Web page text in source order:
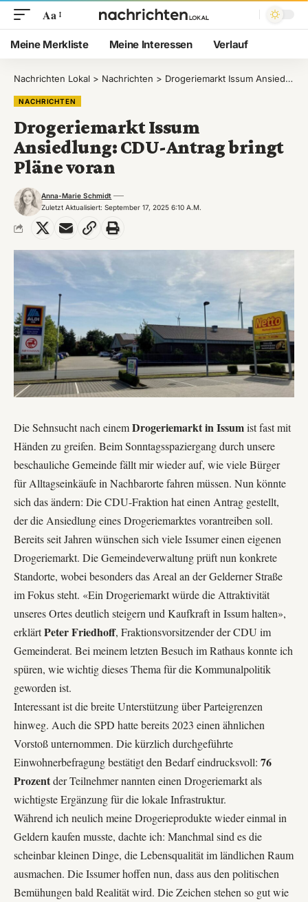
Aa
Meine Merkliste Meine Interessen Verlauf
Nachrichten Lokal > Nachrichten > Drogeriemarkt Issum Ansiedlung: CDU-Antrag bringt Pläne voran
NACHRICHTEN
Drogeriemarkt Issum
Ansiedlung: CDU-Antrag bringt
Pläne voran
Zuletzt Aktualisiert: September 17, 2025 6:10 A.m.
Anna-Marie Schmidt
Die Sehnsucht nach einemDrogeriemarkt in Issumist fast mit
Händen zu greifen. Beim Sonntagsspaziergang durch unsere
beschauliche Gemeinde fällt mir wieder auf, wie viele Bürger
für Alltagseinkäufe in Nachbarorte fahren müssen. Nun könnte
sich das ändern: Die CDU-Fraktion hat einen Antrag gestellt,
der die Ansiedlung eines Drogeriemarktes vorantreiben soll.
Bereits seit Jahren wünschen sich viele Issumer einen eigenen
Drogeriemarkt. Die Gemeindeverwaltung prüft nun konkrete
Standorte, wobei besonders das Areal an derGelderner Straße
im Fokus steht. «Ein Drogeriemarkt würde die Attraktivität
unseres Ortes deutlich steigern und Kaufkraft in Issum halten»,
erklärtPeter Friedhoff, Fraktionsvorsitzender der CDU im
Gemeinderat. Bei meinem letzten Besuch im Rathaus konnte ich
spüren, wie wichtig dieses Thema für die Kommunalpolitik
geworden ist.
Interessant ist die breite Unterstützung über Parteigrenzen
hinweg. Auch dieSPD hatte bereits 2023 einen ähnlichen
Vorstoß unternommen. Die kürzlich durchgeführte
Einwohnerbefragung bestätigt den Bedarf eindrucksvoll: 76
Prozentder Teilnehmer nannten einen Drogeriemarkt als
wichtigste Ergänzung für die lokale Infrastruktur.
Während ich neulich meine Drogerieprodukte wieder einmal in
Geldern kaufen musste, dachte ich: Manchmal sind es die
scheinbar kleinen Dinge, die Lebensqualität im ländlichen Raum
ausmachen. Die Issumer hoffen nun, dass aus den politischen
Bemühungen bald Realität wird. Die Zeichen stehen so gut wie